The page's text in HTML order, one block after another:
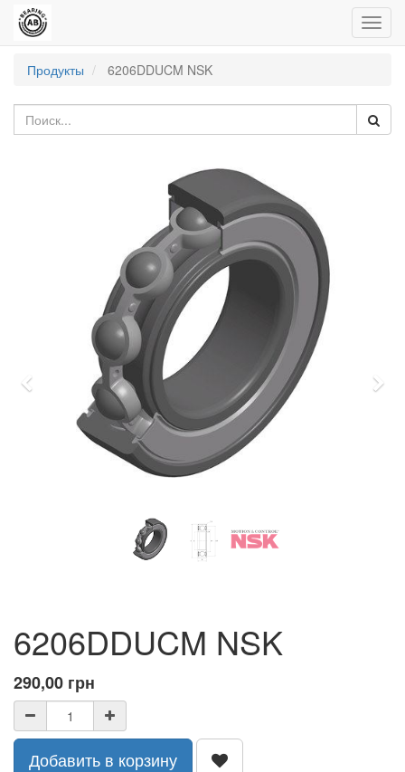
Продукты
6206DDUCM NSK
Previous
6206DDUCM NSK
290,00 грн
Добавить в корзину